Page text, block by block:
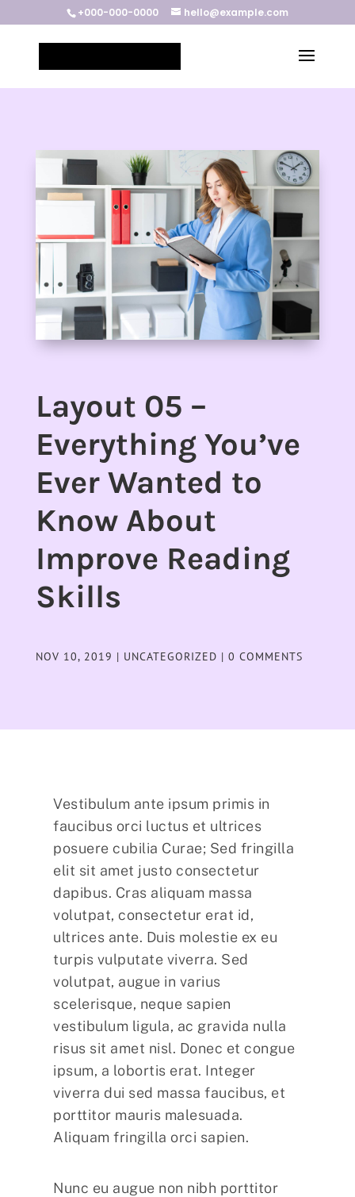
+000-000-0000 hello@example.com
Layout 05 –
Everything You’ve
Ever Wanted to
Know About
Improve Reading
Skills
NOV 10, 2019 | UNCATEGORIZED | 0 COMMENTS
Vestibulum ante ipsum primis in
faucibus orci luctus et ultrices
posuere cubilia Curae; Sed fringilla
elit sit amet justo consectetur
dapibus. Cras aliquam massa
volutpat, consectetur erat id,
ultrices ante. Duis molestie ex eu
turpis vulputate viverra. Sed
volutpat, augue in varius
scelerisque, neque sapien
vestibulum ligula, ac gravida nulla
risus sit amet nisl. Donec et congue
ipsum, a lobortis erat. Integer
viverra dui sed massa faucibus, et
porttitor mauris malesuada.
Aliquam fringilla orci sapien.
Nunc eu augue non nibh porttitor